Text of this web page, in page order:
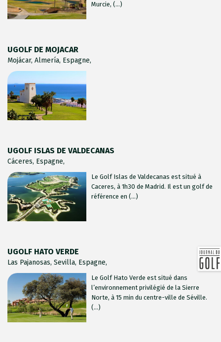
Murcie, (...)
UGOLF DE MOJACAR
Mojácar, Almería, Espagne,
UGOLF ISLAS DE VALDECANAS
Cáceres, Espagne,
Le Golf Islas de Valdecanas est situé à
Caceres, à 1h30 de Madrid. Il est un golf de
référence en (...)
UGOLF HATO VERDE
Las Pajanosas, Sevilla, Espagne,
Le Golf Hato Verde est situé dans
l’environnement privilégié de la Sierre
Norte, à 15 min du centre-ville de Séville.
(...)